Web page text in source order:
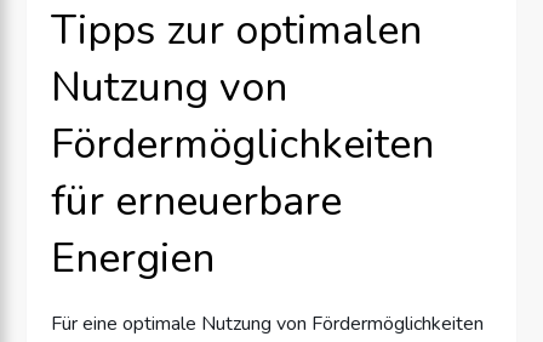
Tipps zur optimalen
Nutzung von
Fördermöglichkeiten
für erneuerbare
Energien
Für eine optimale Nutzung von Fördermöglichkeiten